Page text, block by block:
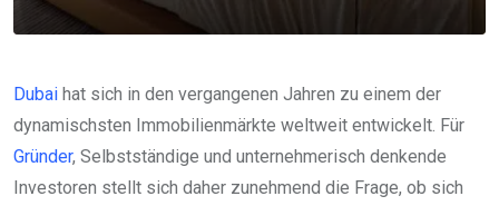
Dubai hat sich in den vergangenen Jahren zu einem der
dynamischsten Immobilienmärkte weltweit entwickelt. Für
Gründer, Selbstständige und unternehmerisch denkende
Investoren stellt sich daher zunehmend die Frage, ob sich